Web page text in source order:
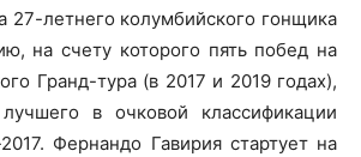
27-летнего колумбийского гонщика
на счету которого пять побед на
Гранд-тура (в 2017 и 2019 годах),
в очковой классификации
Фернандо Гавирия стартует на